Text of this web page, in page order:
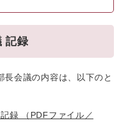
記録
会議の内容は、以下のと
録 （PDFファイル／